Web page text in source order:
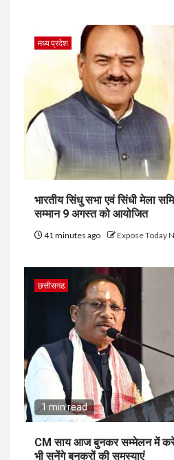
मध्य प्रदेश
भारतीय सिंधु सभा एवं सिंधी मेला
सम्मान 9 अगस्त को आयोजित
41 minutes ago Expose Today
छत्तीसगढ
1 min read
CM साय आज बुनकर सम्मेलन में
भी सुनेंगे बुनकरों की समस्याएं